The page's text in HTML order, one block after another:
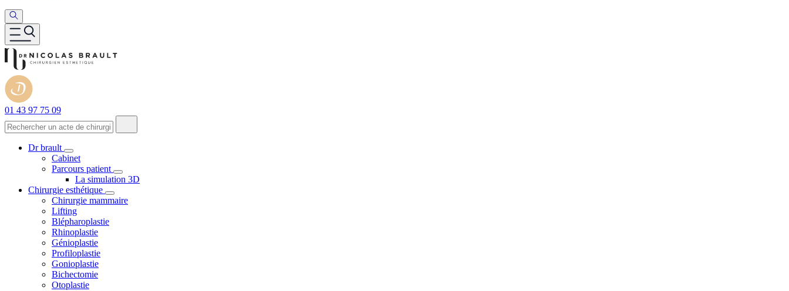
01 43 97 75 09
Dr brault
Cabinet
Parcours patient
La simulation 3D
Chirurgie esthétique
Chirurgie mammaire
Lifting
Blépharoplastie
Rhinoplastie
Génioplastie
Profiloplastie
Gonioplastie
Bichectomie
Otoplastie